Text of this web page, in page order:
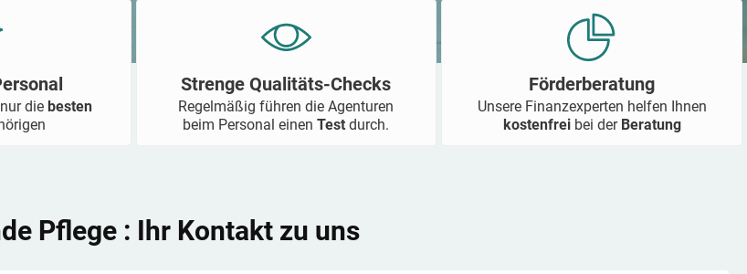
diebesten
Strenge Qualitäts-Checks
Regelmäßig führen die Agenturen
beim Personal einenTestdurch.
Förderberatung
Unsere Finanzexperten helfen Ihnen
kostenfrei bei der Beratung
Pflege : Ihr Kontakt zu uns